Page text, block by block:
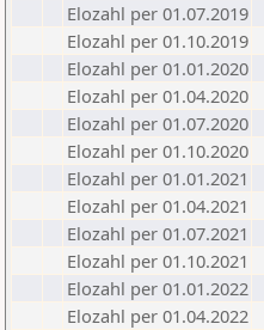
Elozahl per 01.07.2019
Elozahl per 01.10.2019
Elozahl per 01.01.2020
Elozahl per 01.04.2020
Elozahl per 01.07.2020
Elozahl per 01.10.2020
Elozahl per 01.01.2021
Elozahl per 01.04.2021
Elozahl per 01.07.2021
Elozahl per 01.10.2021
Elozahl per 01.01.2022
Elozahl per 01.04.2022